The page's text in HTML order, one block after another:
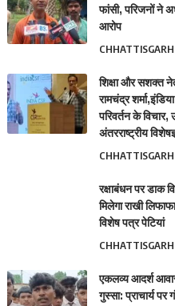
फांसी, परिजनों ने
आरोप
CHHATTISGARH
शिक्षा और सशक्त
रामचंद्र
परिवर्तन के विचार,
अंतरराष्ट्रीय
CHHATTISGARH
रक्षाबंधन पर डाक
मिलेगा राखी
विशेष पत्र पेटियां
CHHATTISGARH
एकलव्य आदर्श
गुस्सा: प्राचार्य पर